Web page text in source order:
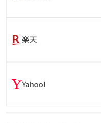
楽天
Yahoo!